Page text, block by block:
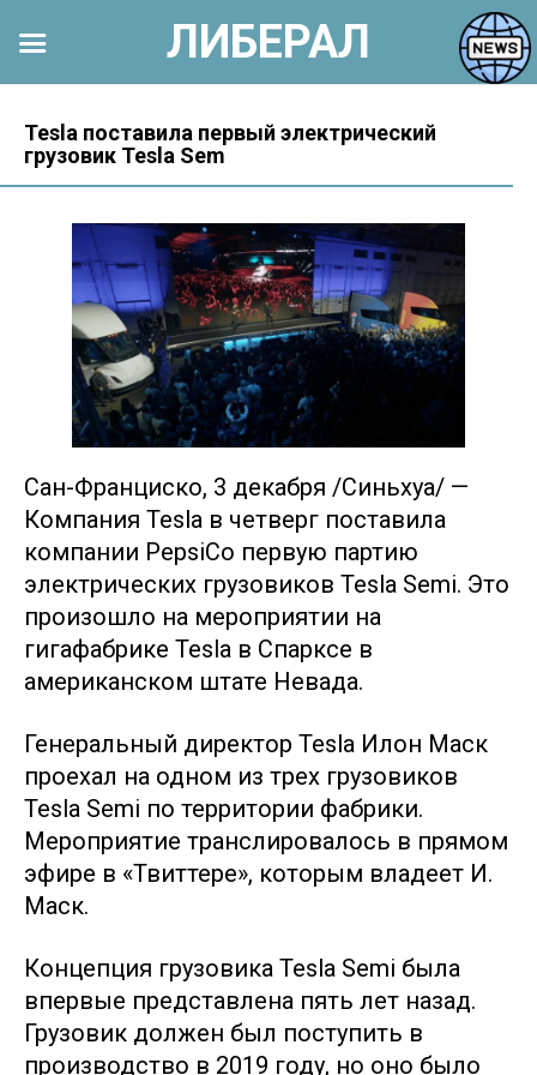
контенту
Tesla поставила первый электрический
грузовик Tesla Sem
Сан-Франциско, 3 декабря /Синьхуа/ —
Компания Tesla в четверг поставила
компании PepsiCo первую партию
электрических грузовиков Tesla Semi. Это
произошло на мероприятии на
гигафабрике Tesla в Спарксе в
американском штате Невада.
Генеральный директор Tesla Илон Маск
проехал на одном из трех грузовиков
Tesla Semi по территории фабрики.
Мероприятие транслировалось в прямом
эфире в «Твиттере», которым владеет И.
Маск.
Концепция грузовика Tesla Semi была
впервые представлена пять лет назад.
Грузовик должен был поступить в
производство в 2019 году, но оно было
ЛИБЕРАЛ